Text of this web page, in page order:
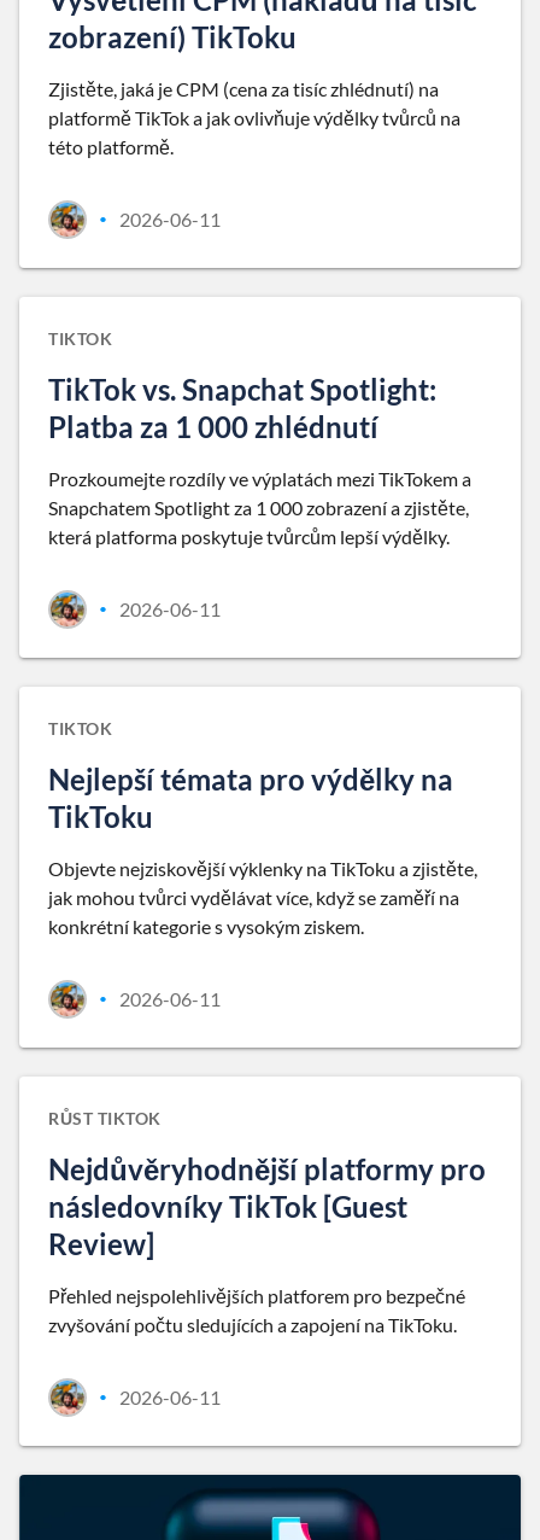
zobrazení) TikToku
Zjistěte, jaká je CPM (cena za tisíc zhlédnutí) na
platformě TikTok a jak ovlivňuje výdělky tvůrců na
této platformě.
• 2026-06-11
TIKTOK
TikTok vs. Snapchat Spotlight:
Platba za 1 000 zhlédnutí
Prozkoumejte rozdíly ve výplatách mezi TikTokem a
Snapchatem Spotlight za 1 000 zobrazení a zjistěte,
která platforma poskytuje tvůrcům lepší výdělky.
• 2026-06-11
TIKTOK
Nejlepší témata pro výdělky na
TikToku
Objevte nejziskovější výklenky na TikToku a zjistěte,
jak mohou tvůrci vydělávat více, když se zaměří na
konkrétní kategorie s vysokým ziskem.
• 2026-06-11
RŮST TIKTOK
Nejdůvěryhodnější platformy pro
následovníky TikTok [Guest
Review]
Přehled nejspolehlivějších platforem pro bezpečné
zvyšování počtu sledujících a zapojení na TikToku.
• 2026-06-11